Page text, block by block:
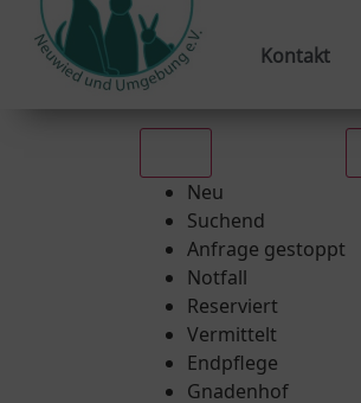
Kontakt
Neu
Suchend
Anfrage gestoppt
Notfall
Reserviert
Vermittelt
Endpflege
Gnadenhof